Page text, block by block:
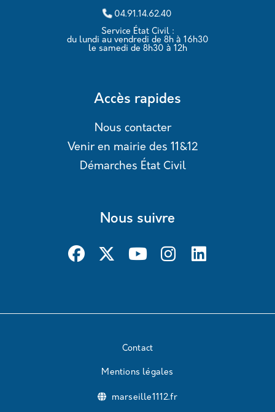
04.91.14.62.40
Service État Civil :
du lundi au vendredi de 8h à 16h30
le samedi de 8h30 à 12h
Accès rapides
Nous contacter
Venir en mairie des 11&12
Démarches État Civil
Nous suivre
Contact
Mentions légales
marseille1112.fr